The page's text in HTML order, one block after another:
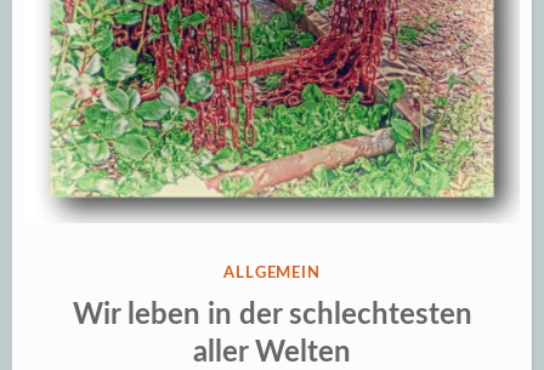
VERÖFFENTLICHT
ALLGEMEIN
Wir leben in der schlechtesten
aller Welten